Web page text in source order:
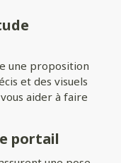
gendarme inversé
de votre portail :
et une protection
une proposition
et des visuels
aider à faire
portail